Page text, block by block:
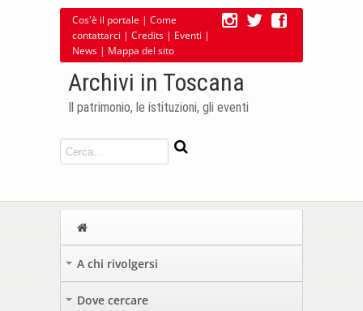
Cos'è il portale | Come
contattarci | Credits | Eventi |
News | Mappa del sito
Archivi in Toscana
Il patrimonio, le istituzioni, gli eventi
A chi rivolgersi
Dove cercare